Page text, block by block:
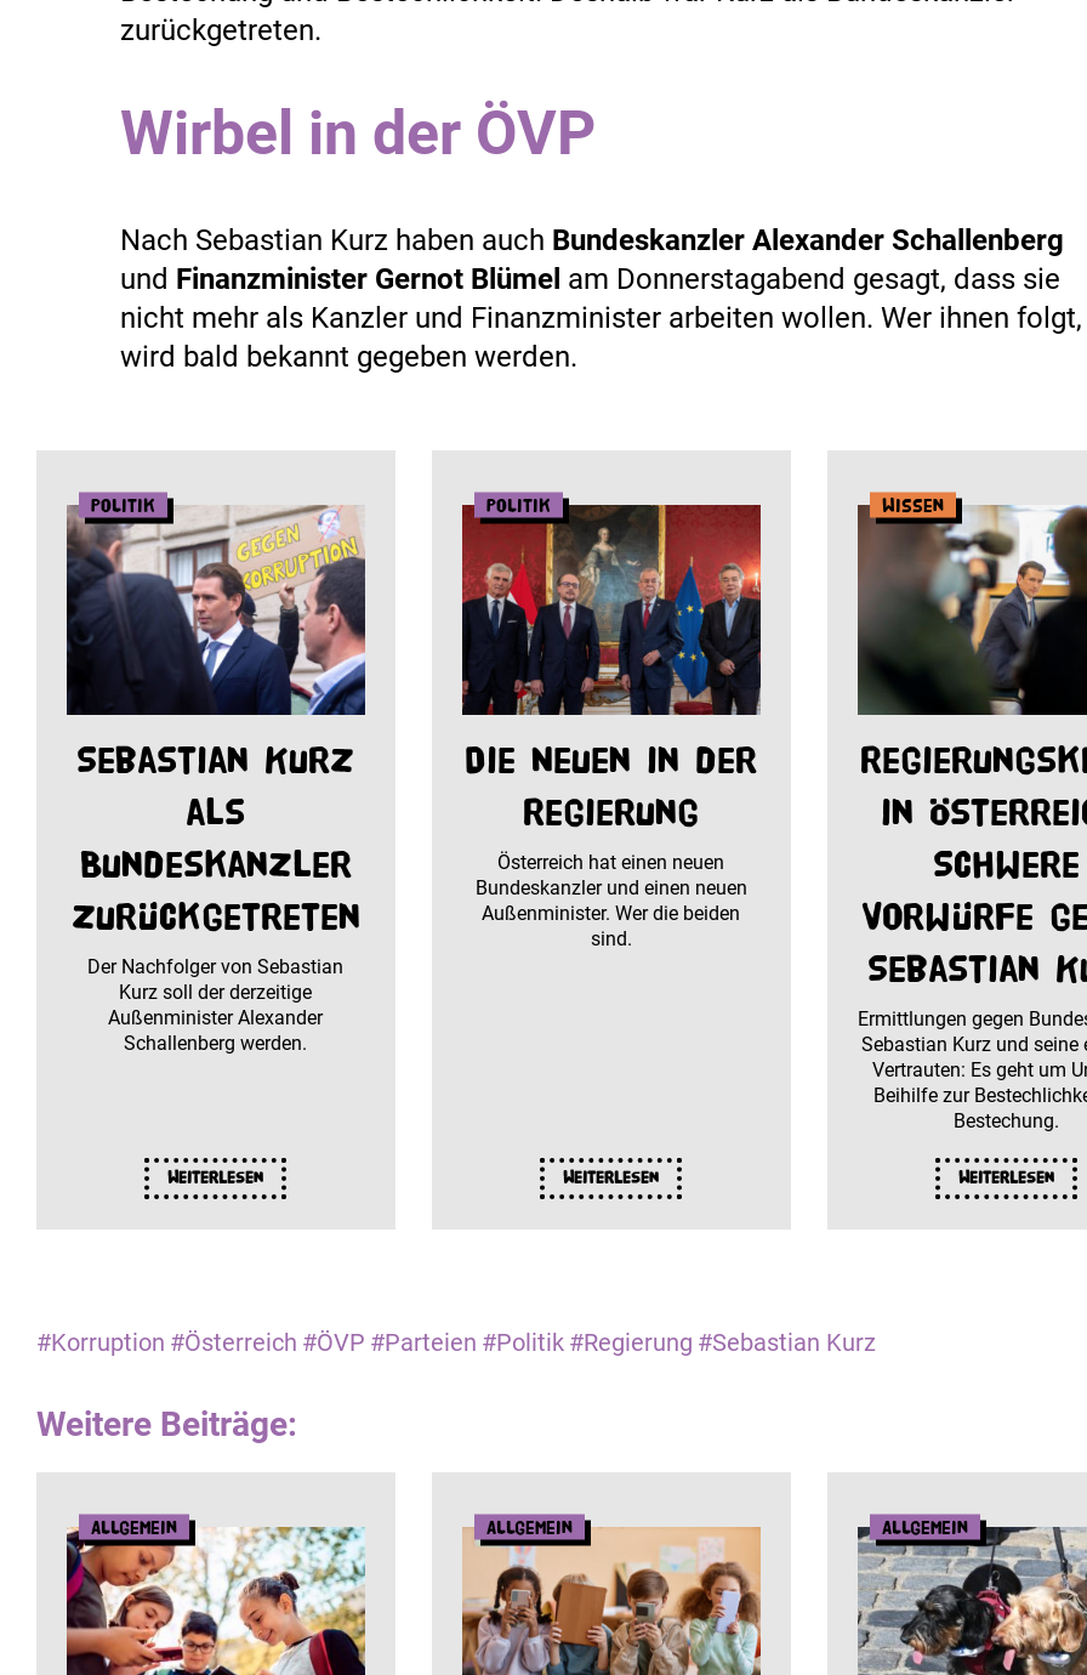
zurückgetreten.
Wirbel in der ÖVP
Nach Sebastian Kurz haben auch Bundeskanzler Alexander Schallenberg
und Finanzminister Gernot Blümel am Donnerstagabend gesagt, dass sie
nicht mehr als Kanzler und Finanzminister arbeiten wollen. Wer ihnen folgt,
wird bald bekannt gegeben werden.
Politik
Sebastian Kurz
als
Bundeskanzler
zurückgetreten
Der Nachfolger von Sebastian
Kurz soll der derzeitige
Außenminister Alexander
Schallenberg werden.
Weiterlesen
Politik
Die Neuen in der
Regierung
Österreich hat einen neuen
Bundeskanzler und einen neuen
Außenminister. Wer die beiden
sind.
Weiterlesen
Wissen
in
Schwere
Vorwürfe
Sebastian
Ermittlungen gegen
Sebastian Kurz und seine
Vertrauten: Es geht um
Beihilfe zur
Bestechung.
Weiterlesen
#Korruption #Österreich #ÖVP #Parteien #Politik #Regierung #Sebastian Kurz
Weitere Beiträge:
Allgemein Allgemein Allgemein